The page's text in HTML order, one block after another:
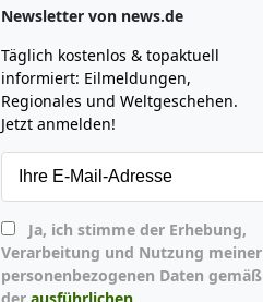
Newsletter von news.de
Täglich kostenlos & topaktuell
informiert: Eilmeldungen,
Regionales und Weltgeschehen.
Jetzt anmelden!
Verarbeitung und Nutzung meiner
personenbezogenen Daten gemäß